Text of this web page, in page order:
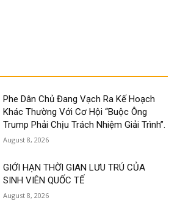
Phe Dân Chủ Đang Vạch Ra Kế Hoạch
Khác Thường Với Cơ Hội “Buộc Ông
Trump Phải Chịu Trách Nhiệm Giải Trình”.
August 8, 2026
GIỚI HẠN THỜI GIAN LƯU TRÚ CỦA
SINH VIÊN QUỐC TẾ
August 8, 2026